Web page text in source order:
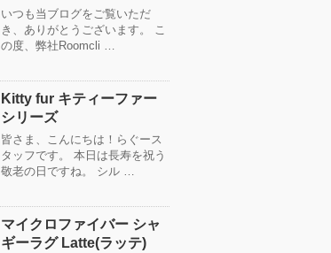
いつも当ブログをご覧いただ
き、ありがとうございます。 こ
の度、弊社Roomcli …
Kitty fur キティーファー
シリーズ
皆さま、こんにちは！らぐース
タッフです。 本日は長寿を祝う
敬老の日ですね。 シル …
マイクロファイバー シャ
ギーラグ Latte(ラッテ)